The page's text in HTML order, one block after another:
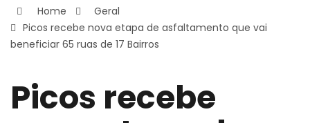
Home
Geral
Picos recebe nova etapa de asfaltamento que vai
beneficiar 65 ruas de 17 Bairros
Picos recebe